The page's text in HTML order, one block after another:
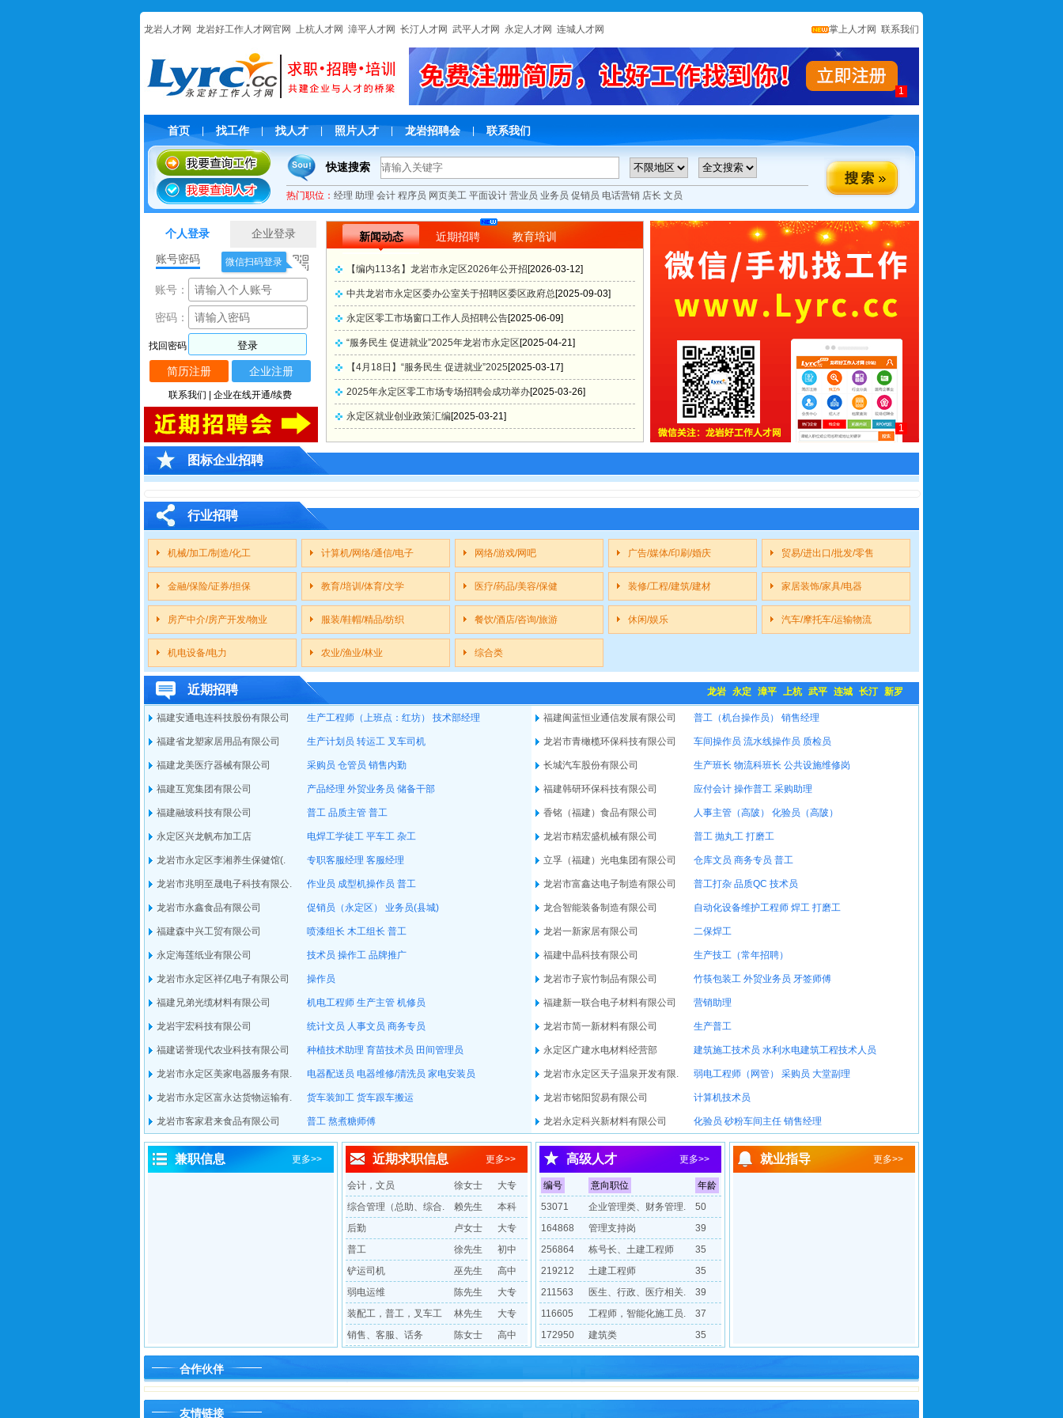
龙岩人才网 龙岩好工作人才网官网 上杭人才网 漳平人才网 长汀人才网 武平人才网 永定人才网 连城人才网 掌上人才网 联系我们
1
首页 找工作 | 找人才 照片人才 龙岩招聘会 | 联系我们
快速搜索
热门职位： 经理 助理 会计 程序员 网页美工 平面设计 营业员 业务员 促销员 电话营销 店长 文员
新闻动态 近期招聘 教育培训
【编内113名】龙岩市永定区2026年公开招[2026-03-12]
中共龙岩市永定区委办公室关于招聘区委区政府总[2025-09-03]
永定区零工市场窗口工作人员招聘公告[2025-06-09]
“服务民生 促进就业”2025年龙岩市永定区[2025-04-21]
【4月18日】“服务民生 促进就业”2025[2025-03-17]
2025年永定区零工市场专场招聘会成功举办[2025-03-26]
永定区就业创业政策汇编[2025-03-21]
1
图标企业招聘
行业招聘
机械/加工/制造/化工 计算机/网络/通信/电子 网络/游戏/网吧 广告/媒体/印刷/婚庆 贸易/进出口/批发/零售
金融/保险/证券/担保 教育/培训/体育/文学 医疗/药品/美容/保健 装修/工程/建筑/建材 家居装饰/家具/电器
房产中介/房产开发/物业 服装/鞋帽/精品/纺织 餐饮/酒店/咨询/旅游 休闲/娱乐 汽车/摩托车/运输物流
机电设备/电力 农业/渔业/林业 综合类
龙岩 永定 漳平 上杭 武平 连城 长汀 新罗
近期招聘
福建安通电连科技股份有限公司 生产工程师（上班点：红坊） 技术部经理 福建闽蓝恒业通信发展有限公司 普工（机台操作员） 销售经理
福建省龙塑家居用品有限公司 生产计划员 转运工 叉车司机 龙岩市青橄榄环保科技有限公司 车间操作员 流水线操作员 质检员
福建龙美医疗器械有限公司 采购员 仓管员 销售内勤 长城汽车股份有限公司 生产班长 物流科班长 公共设施维修岗
福建互宽集团有限公司 产品经理 外贸业务员 储备干部 福建韩研环保科技有限公司 应付会计 操作普工 采购助理
福建融玻科技有限公司 普工 品质主管 普工 香铭（福建）食品有限公司 人事主管（高陂） 化验员（高陂）
永定区兴龙帆布加工店 电焊工学徒工 平车工 杂工 龙岩市精宏盛机械有限公司 普工 抛丸工 打磨工
龙岩市永定区李湘养生保健馆(. 专职客服经理 客服经理 立孚（福建）光电集团有限公司 仓库文员 商务专员 普工
龙岩市兆明至晟电子科技有限公. 作业员 成型机操作员 普工 龙岩市富鑫达电子制造有限公司 普工打杂 品质QC 技术员
龙岩市永鑫食品有限公司 促销员（永定区） 业务员(县城) 龙合智能装备制造有限公司 自动化设备维护工程师 焊工 打磨工
福建森中兴工贸有限公司 喷漆组长 木工组长 普工 龙岩一新家居有限公司 二保焊工
永定海莲纸业有限公司 技术员 操作工 品牌推广 福建中晶科技有限公司 生产技工（常年招聘）
龙岩市永定区祥亿电子有限公司 操作员 龙岩市子宸竹制品有限公司 竹筷包装工 外贸业务员 牙签师傅
福建兄弟光缆材料有限公司 机电工程师 生产主管 机修员 福建新一联合电子材料有限公司 营销助理
龙岩宇宏科技有限公司 统计文员 人事文员 商务专员 龙岩市简一新材料有限公司 生产普工
福建诺誉现代农业科技有限公司 种植技术助理 育苗技术员 田间管理员 永定区广建水电材料经营部 建筑施工技术员 水利水电建筑工程技术人员
龙岩市永定区美家电器服务有限. 电器配送员 电器维修/清洗员 家电安装员 龙岩市永定区天子温泉开发有限. 弱电工程师（网管） 采购员 大堂副理
龙岩市永定区富永达货物运输有. 货车装卸工 货车跟车搬运 龙岩市铭阳贸易有限公司 计算机技术员
龙岩市客家君来食品有限公司 普工 熬煮糖师傅 龙岩永定科兴新材料有限公司 化验员 砂粉车间主任 销售经理
更多>>
兼职信息 更多>>
近期求职信息
会计，文员 徐女士
大专
综合管理（总助、综合.
赖先生
本科
后勤
卢女士
大专
普工
徐先生
初中
铲运司机
巫先生
高中
弱电运维
陈先生
大专
装配工，普工，叉车工
林先生
大专
销售、客服、话务
陈女士 高中
更多>>
高级人才
编号 意向职位
年龄
53071
企业管理类、财务管理.
50
164868
管理支持岗
39
256864
栋号长、土建工程师
35
219212
土建工程师
35
211563
医生、行政、医疗相关.
39
116605
工程师，智能化施工员.
37
172950
建筑类
35
208428
施工员 36
更多>>
就业指导
合作伙伴
友情链接